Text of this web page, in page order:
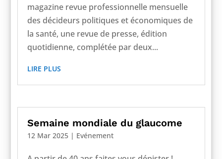
magazine revue professionnelle mensuelle
des décideurs politiques et économiques de
la santé, une revue de presse, édition
quotidienne, complétée par deux...
LIRE PLUS
Semaine mondiale du glaucome
12 Mar 2025| Evénement